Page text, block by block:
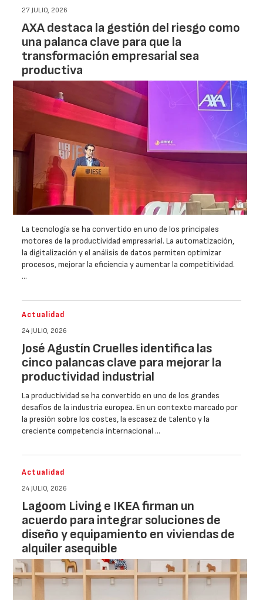
27 JULIO, 2026
AXA destaca la gestión del riesgo como
una palanca clave para que la
transformación empresarial sea
productiva
La tecnología se ha convertido en uno de los principales
motores de la productividad empresarial. La automatización,
la digitalización y el análisis de datos permiten optimizar
procesos, mejorar la eficiencia y aumentar la competitividad.
…
Actualidad
24 JULIO, 2026
José Agustín Cruelles identifica las
cinco palancas clave para mejorar la
productividad industrial
La productividad se ha convertido en uno de los grandes
desafíos de la industria europea. En un contexto marcado por
la presión sobre los costes, la escasez de talento y la
creciente competencia internacional …
Actualidad
24 JULIO, 2026
Lagoom Living e IKEA firman un
acuerdo para integrar soluciones de
diseño y equipamiento en viviendas de
alquiler asequible